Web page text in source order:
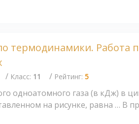
термодинамики. Работа
/ Класс: 11 / Рейтинг: 5
одноатомного газа (в кДж) в
на рисунке, равна … В